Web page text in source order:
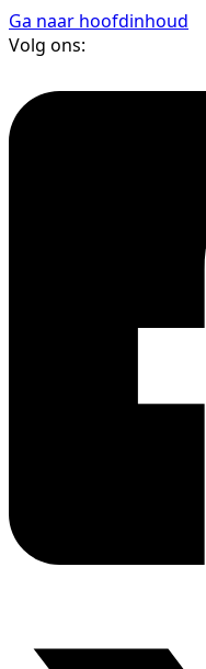
Ga naar hoofdinhoud
Volg ons: